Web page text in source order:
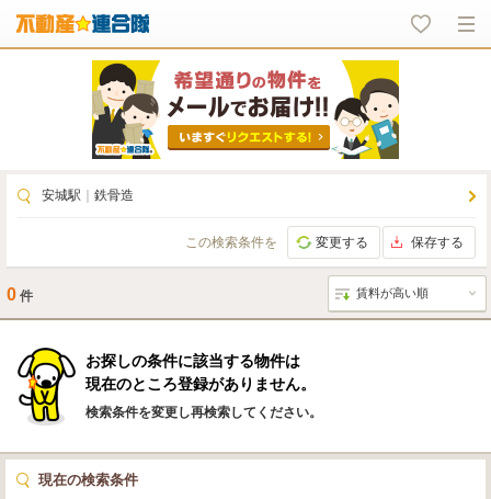
安城駅 鉄骨造
この検索条件を 変更する 保存する
0 件
お探しの条件に該当する物件は
現在のところ登録がありません。
検索条件を変更し再検索してください。
現在の検索条件